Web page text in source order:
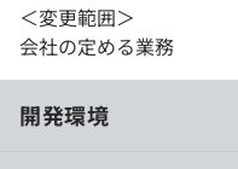
＜変更範囲＞
会社の定める業務
開発環境